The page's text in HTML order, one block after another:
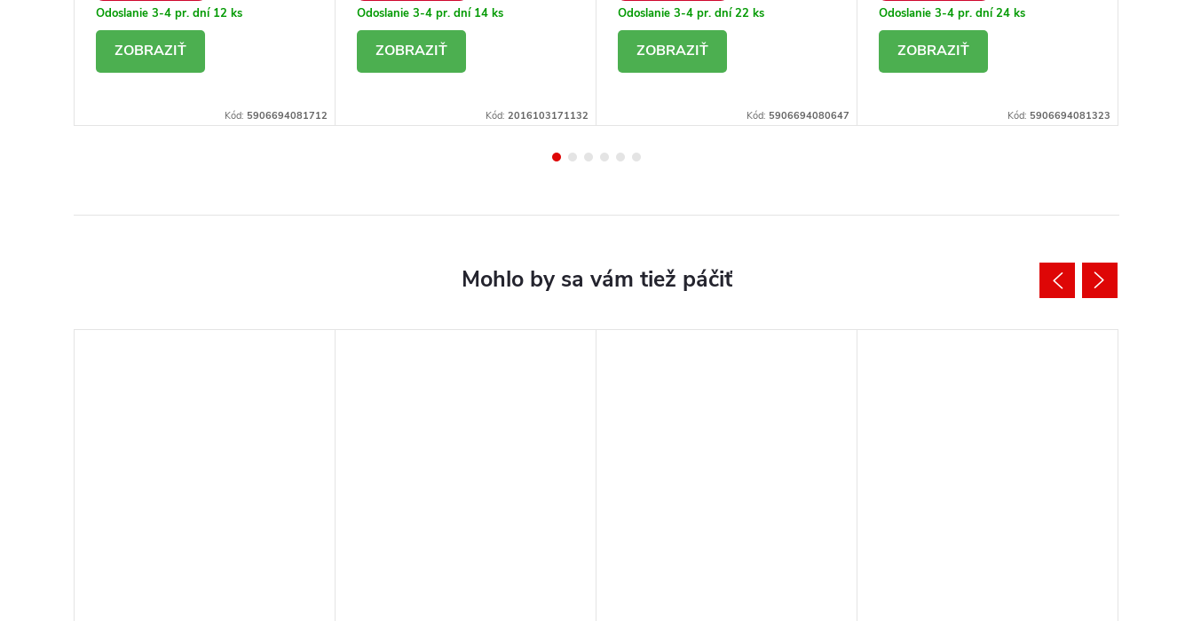
Odoslanie 3-4 pr. dní 12 ks
Kód: 5906694081712
Odoslanie 3-4 pr. dní 14 ks
Kód: 2016103171132
Odoslanie 3-4 pr. dní22 ks
Kód: 5906694080647
Odoslanie 3-4 pr. dní24 ks
Kód: 5906694081323